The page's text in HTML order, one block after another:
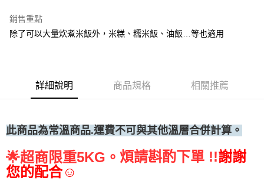
(請點開選項勾選)
銷售重點
除了可以大量炊煮米飯外，米糕、糯米飯、油飯…等也適用
詳細說明 商品規格 相關推薦
此商品為常溫商品.運費不可與其他溫層合併計算。
🌟超商限重5KG。 煩請斟酌下單 !!謝謝
您的配合☺